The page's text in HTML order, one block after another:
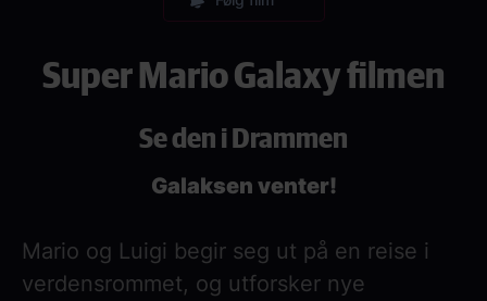
Super Mario Galaxy filmen
Se den i Drammen
Galaksen venter!
Mario og Luigi begir seg ut på en reise i
verdensrommet, og utforsker nye